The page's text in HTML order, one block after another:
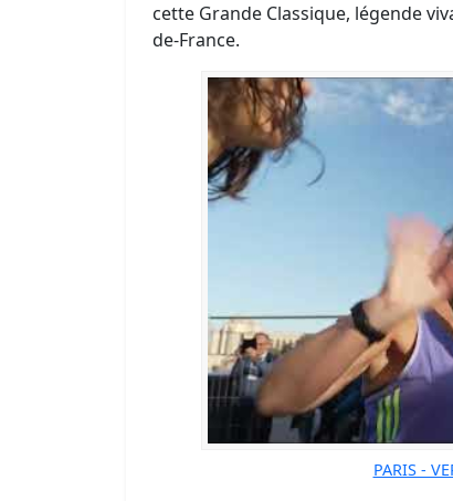
cette Grande Classique, légende
de-France.
PARIS -